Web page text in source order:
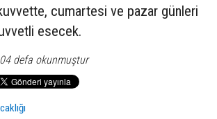
cumartesi ve pazar günleri
esecek.
defa okunmuştur